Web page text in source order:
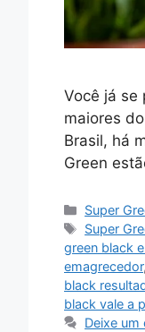
Você já se
maiores
Brasil, há
Green
Super
Tags
Super
green black
emagrecedor,
black
black vale a
Deixe um